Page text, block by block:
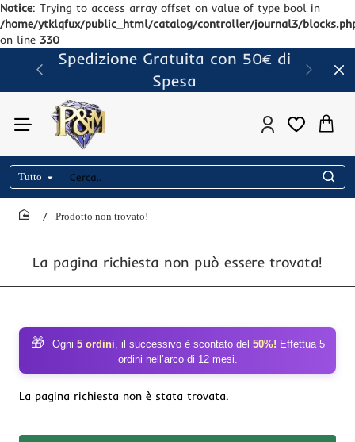
Notice: Trying to access array offset on value of type bool in
/home/ytklqfux/public_html/catalog/controller/journal3/
on line 330
Spedizione Gratuita con 50€ di
Spesa
Tutto
Cerca..
La pagina richiesta non può essere trovata!
Prodotto non trovato!
🎁 Ogni 5 ordini, il successivo è scontato del 50%! Effettua 5
ordini nell’arco di 12 mesi.
La pagina richiesta non è stata trovata.